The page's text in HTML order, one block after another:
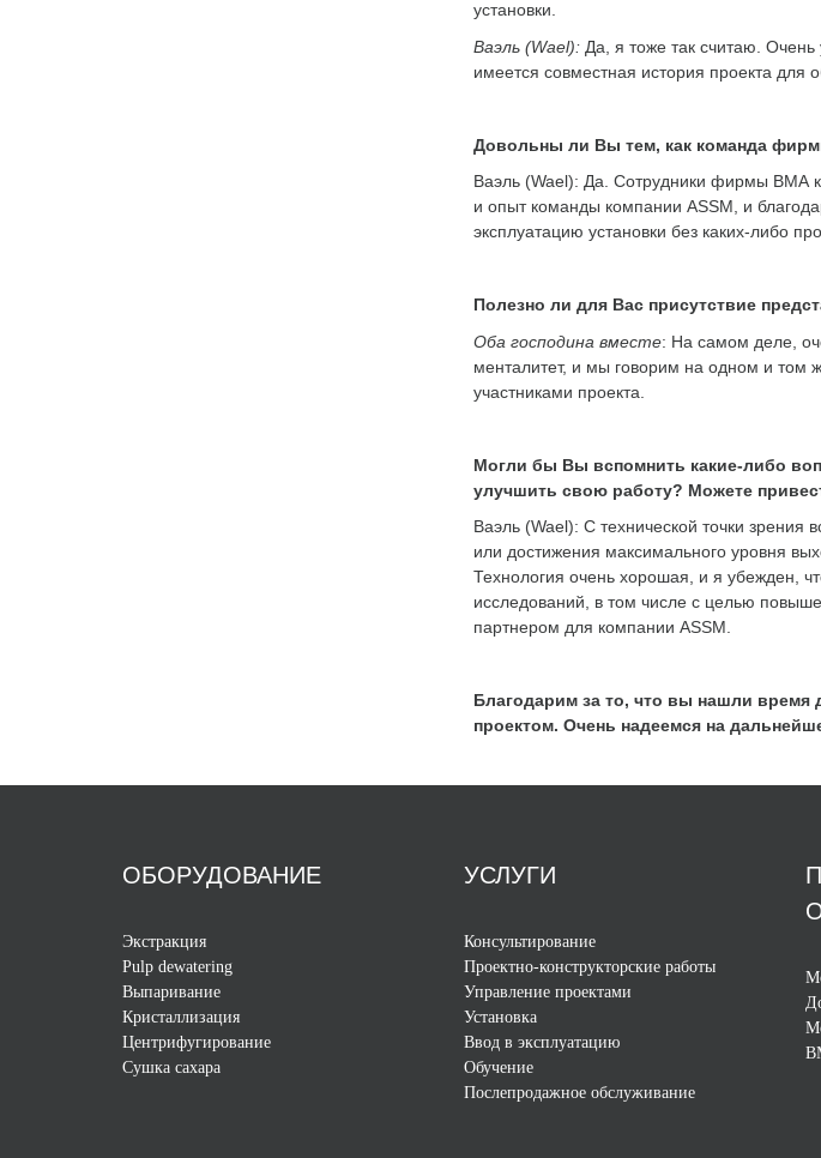
установки.
Ваэль (Wael):Да, я тоже так считаю. Очень
имеется совместная история проекта для
Довольны ли Вы тем, как команда
Ваэль (Wael): Да. Сотрудники фирмы ВМА
и опыт команды компании ASSM, и
эксплуатацию установки без каких-либо
Полезно ли для Вас присутствие
Оба господина вместе: На самом деле,
менталитет, и мы говорим на одном и том
участниками проекта.
Могли бы Вы вспомнить какие-либо
улучшить свою работу? Можете
Ваэль (Wael): С технической точки зрения
или достижения максимального уровня
Технология очень хорошая, и я убежден,
исследований, в том числе с целью
партнером для компании ASSM.
Благодарим за то, что вы нашли время
проектом. Очень надеемся на
ОБОРУДОВАНИЕ
Экстракция
Pulp dewatering
Выпаривание
Кристаллизация
Центрифугирование
Сушка сахара
УСЛУГИ
Консультирование
Проектно-конструкторские работы
Управление проектами
Установка
Ввод в эксплуатацию
Обучение
Послепродажное обслуживание